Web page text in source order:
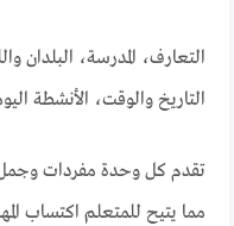
التعارف، المدرسة، البلدان
التاريخ والوقت، الأنشطة
تقدم كل وحدة مفردات وجمل
مما يتيح للمتعلم اكتساب